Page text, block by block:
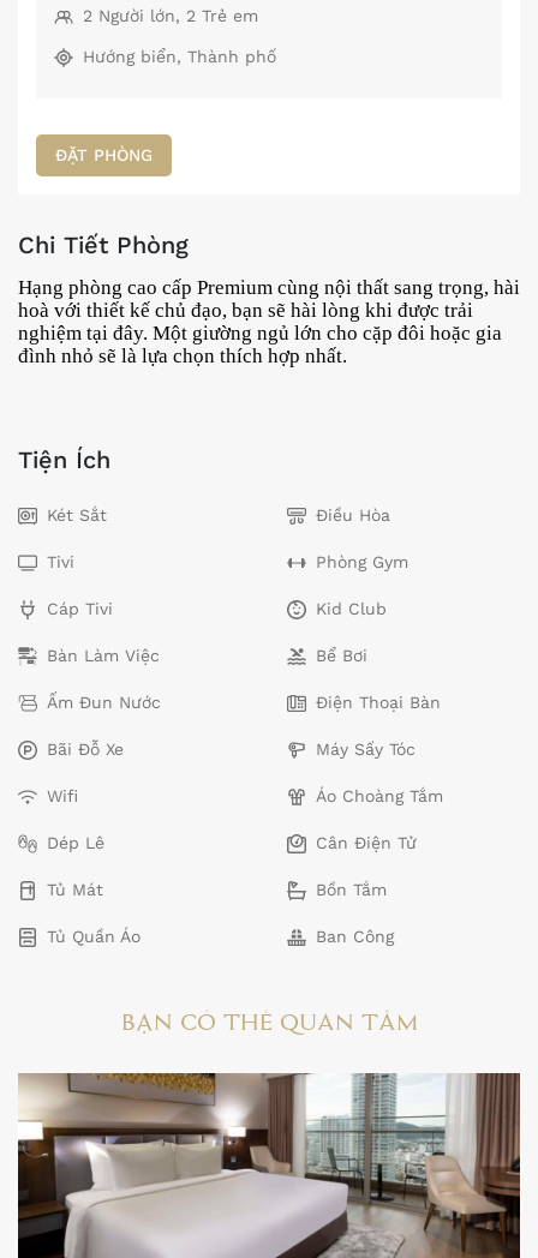
2 Người lớn, 2 Trẻ em
Hướng biển, Thành phố
ĐẶT PHÒNG
Chi Tiết Phòng
Hạng phòng cao cấp Premium cùng nội thất sang trọng, hài
hoà với thiết kế chủ đạo, bạn sẽ hài lòng khi được trải
nghiệm tại đây. Một giường ngủ lớn cho cặp đôi hoặc gia
đình nhỏ sẽ là lựa chọn thích hợp nhất.
Tiện Ích
Két Sắt Điều Hòa
Tivi Phòng Gym
Cáp Tivi Kid Club
Bàn Làm Việc Bể Bơi
Ấm Đun Nước Điện Thoại Bàn
Bãi Đỗ Xe Máy Sấy Tóc
Wifi Áo Choàng Tắm
Dép Lê Cân Điện Tử
Tủ Mát Bồn Tắm
Tủ Quần Áo Ban Công
BẠN CÓ THỂ QUAN TÂM